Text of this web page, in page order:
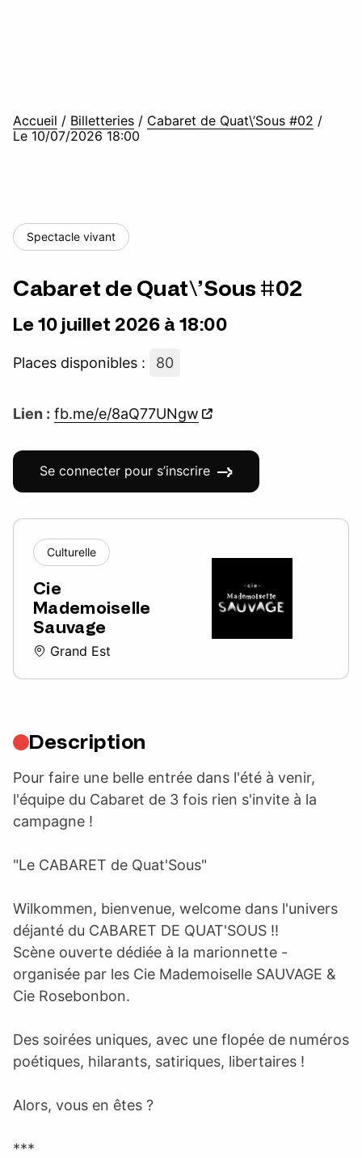
Accueil / Billetteries / Cabaret de Quat\’Sous #02 /
Le 10/07/2026 18:00
Spectacle vivant
Cabaret de Quat\’Sous #02
Le 10 juillet 2026 à 18:00
Places disponibles : 80
Lien : fb.me/e/8aQ77UNgw
Se connecter pour s’inscrire
Culturelle
Cie
Mademoiselle
Sauvage
Grand Est
Description
Pour faire une belle entrée dans l'été à venir,
l'équipe du Cabaret de 3 fois rien s'invite à la
campagne !
"Le CABARET de Quat'Sous"
Wilkommen, bienvenue, welcome dans l'univers
déjanté du CABARET DE QUAT'SOUS !!
Scène ouverte dédiée à la marionnette -
organisée par les Cie Mademoiselle SAUVAGE &
Cie Rosebonbon.
Des soirées uniques, avec une flopée de numéros
poétiques, hilarants, satiriques, libertaires !
Alors, vous en êtes ?
***